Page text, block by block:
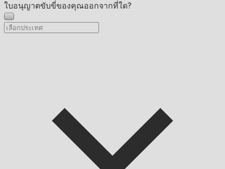
ใบอนุญาตขับขี่ของคุณออกจากที่ใด?